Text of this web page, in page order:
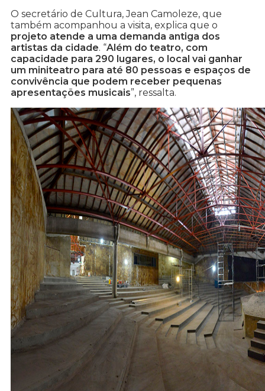
O secretário de Cultura, Jean Camoleze, que
também acompanhou a visita, explica que o
projeto atende a uma demanda antiga dos
artistas da cidade. “Além do teatro, com
capacidade para 290 lugares, o local vai ganhar
um miniteatro para até 80 pessoas e espaços de
convivência que podem receber pequenas
apresentações musicais”, ressalta.